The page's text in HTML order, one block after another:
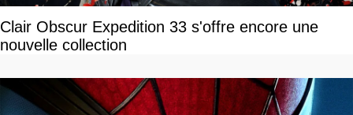
Clair Obscur Expedition 33 s'offre encore une
nouvelle collection